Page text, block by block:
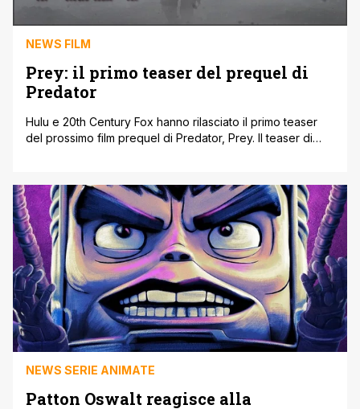
NEWS FILM
Prey: il primo teaser del prequel di
Predator
Hulu e 20th Century Fox hanno rilasciato il primo teaser
del prossimo film prequel di Predator, Prey. Il teaser di
delle tribù Comanche e Blackfeet. Il film prequel uscirà il 5
agosto direttamente in streaming su Hulu negli [']
NEWS SERIE ANIMATE
Patton Oswalt reagisce alla